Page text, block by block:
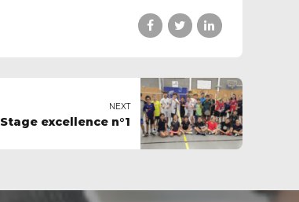
NEXT
Stage excellence n°1